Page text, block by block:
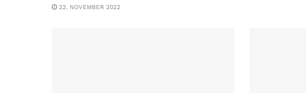
22. NOVEMBER 2022